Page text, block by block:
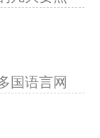
国语言网